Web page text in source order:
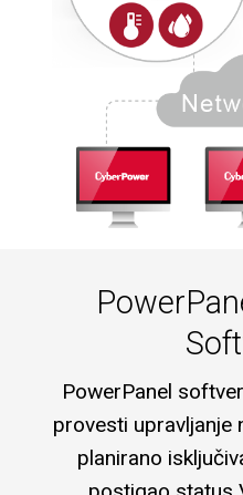
PowerPanel
provesti upravljanje
planirano